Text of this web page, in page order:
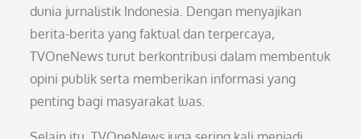
dunia jurnalistik Indonesia. Dengan menyajikan
berita-berita yang faktual dan terpercaya,
TVOneNews turut berkontribusi dalam membentuk
opini publik serta memberikan informasi yang
penting bagi masyarakat luas.